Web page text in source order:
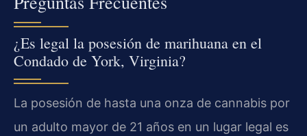
¿Es legal la posesión de marihuana en el
Condado de York, Virginia?
La posesión de hasta una onza de cannabis por
un adulto mayor de 21 años en un lugar legal es